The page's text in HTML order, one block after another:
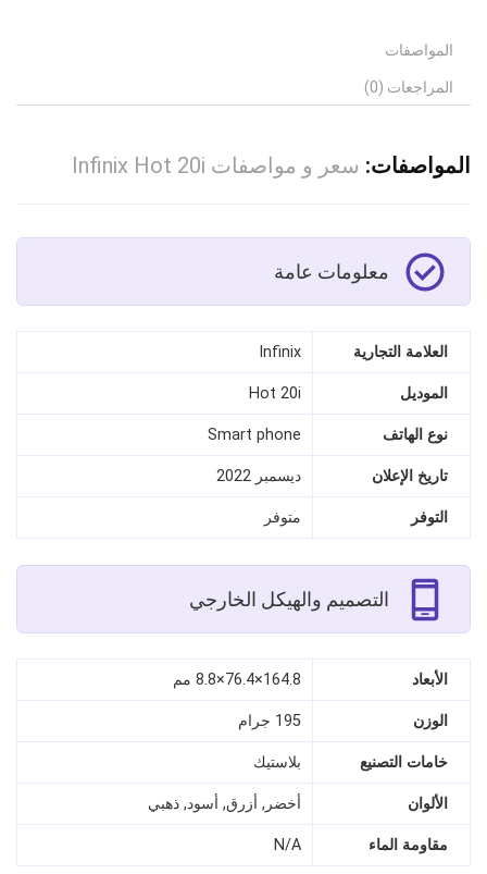
المواصفات
المراجعات (0)
المواصفات: سعر و مواصفات Infinix Hot 20i
معلومات عامة
العلامة التجارية Infinix
الموديل Hot 20i
نوع الهاتف Smart phone
تاريخ الإعلان ديسمبر 2022
التوفر متوفر
التصميم والهيكل الخارجي
الأبعاد 164.8×76.4×8.8 مم
الوزن 195 جرام
خامات التصنيع بلاستيك
الألوان أخضر, أزرق, أسود, ذهبي
مقاومة الماء N/A